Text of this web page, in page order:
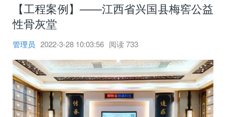
【工程案例】——江西省兴国县梅窖公益
性骨灰堂
管理员 2022-3-28 10:03:56 阅读733